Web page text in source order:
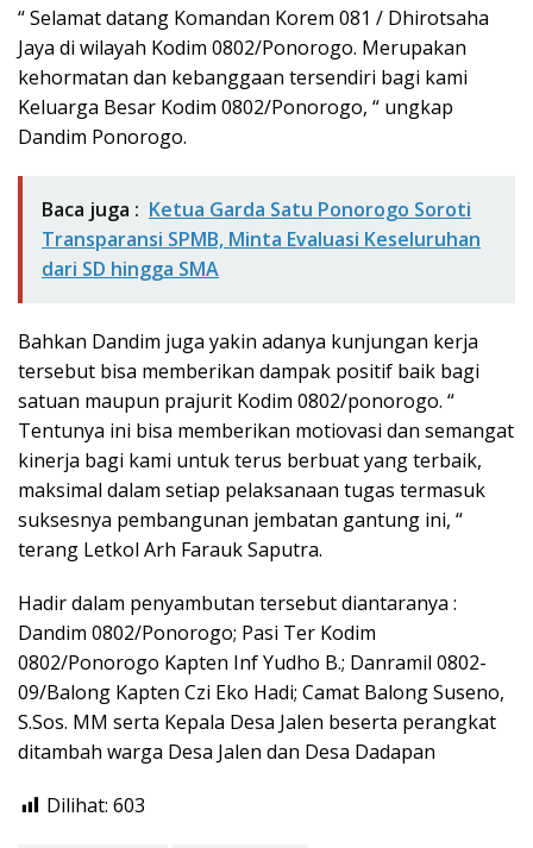
“ Selamat datang Komandan Korem 081 / Dhirotsaha
Jaya di wilayah Kodim 0802/Ponorogo. Merupakan
kehormatan dan kebanggaan tersendiri bagi kami
Keluarga Besar Kodim 0802/Ponorogo, “ ungkap
Dandim Ponorogo.
Baca juga : Ketua Garda Satu Ponorogo Soroti
Transparansi SPMB, Minta Evaluasi Keseluruhan
dari SD hingga SMA
Bahkan Dandim juga yakin adanya kunjungan kerja
tersebut bisa memberikan dampak positif baik bagi
satuan maupun prajurit Kodim 0802/ponorogo. “
Tentunya ini bisa memberikan motiovasi dan semangat
kinerja bagi kami untuk terus berbuat yang terbaik,
maksimal dalam setiap pelaksanaan tugas termasuk
suksesnya pembangunan jembatan gantung ini, “
terang Letkol Arh Farauk Saputra.
Hadir dalam penyambutan tersebut diantaranya :
Dandim 0802/Ponorogo; Pasi Ter Kodim
0802/Ponorogo Kapten Inf Yudho B.; Danramil 0802-
09/Balong Kapten Czi Eko Hadi; Camat Balong Suseno,
S.Sos. MM serta Kepala Desa Jalen beserta perangkat
ditambah warga Desa Jalen dan Desa Dadapan
Dilihat: 603